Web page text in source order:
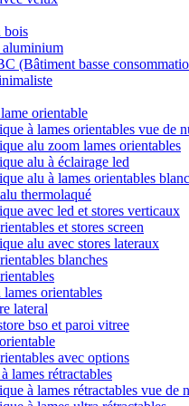
bois
aluminium
(Bâtiment basse
orientable
à lames orientables vue de
alu zoom lames orientables
alu à éclairage led
alu à lames orientables
thermolaqué
avec led et stores verticaux
et stores screen
alu avec stores lateraux
blanches
orientables
lateral
bso et paroi vitree
avec options
lames rétractables
à lames rétractables vue de